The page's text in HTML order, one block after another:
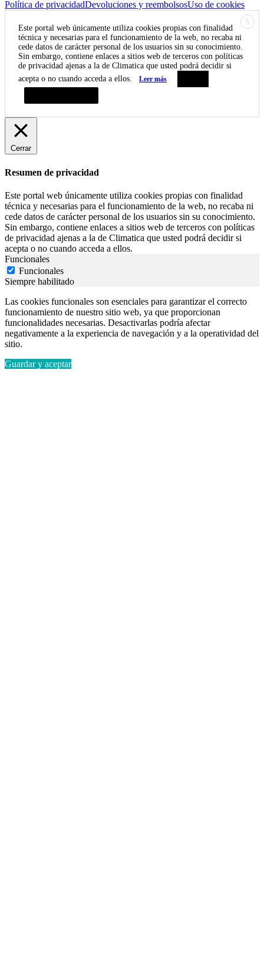
Política de privacidadDevoluciones y reembolsosUso de cookies
X
Este portal web únicamente utiliza cookies propias con finalidad
técnica y necesarias para el funcionamiento de la web, no recaba ni
cede datos de carácter personal de los usuarios sin su conocimiento.
Sin embargo, contiene enlaces a sitios web de terceros con políticas
de privacidad ajenas a la de Climatica que usted podrá decidir si
acepta o no cuando acceda a ellos.
Leer más
Cerrar
Resumen de privacidad
Este portal web únicamente utiliza cookies propias con finalidad
técnica y necesarias para el funcionamiento de la web, no recaba ni
cede datos de carácter personal de los usuarios sin su conocimiento.
Sin embargo, contiene enlaces a sitios web de terceros con políticas
de privacidad ajenas a la de Climatica que usted podrá decidir si
acepta o no cuando acceda a ellos.
Funcionales
Funcionales
Siempre habilitado
Las cookies funcionales son esenciales para garantizar el correcto
funcionamiento de nuestro sitio web, ya que proporcionan
funcionalidades necesarias. Desactivarlas podría afectar
negativamente a la experiencia de navegación y a la operatividad del
sitio.
Guardar y aceptar